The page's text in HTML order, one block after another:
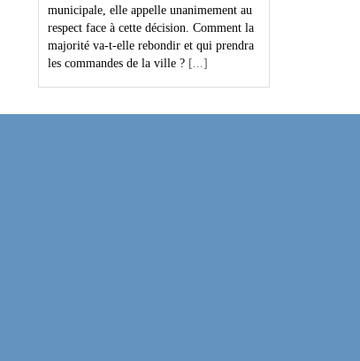
municipale, elle appelle unanimement au
respect face à cette décision. Comment la
majorité va-t-elle rebondir et qui prendra
les commandes de la ville ? [...]